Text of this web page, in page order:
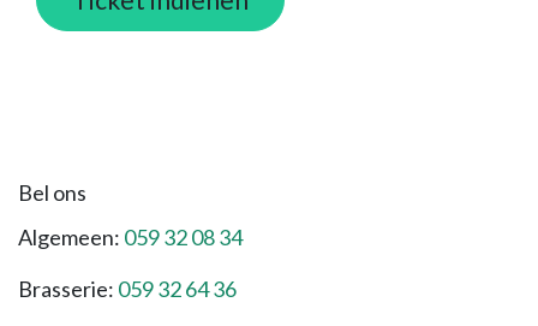
Bel ons
Algemeen: 059 32 08 34
Brasserie: 059 32 64 36